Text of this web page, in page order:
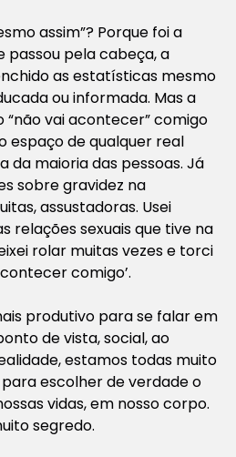
assim”? Porque foi a
passou pela cabeça, a
as estatísticas mesmo
ou informada. Mas a
“não vai acontecer” comigo
espaço de qualquer real
da maioria das pessoas. Já
sobre gravidez na
assustadoras. Usei
relações sexuais que tive na
rolar muitas vezes e torci
comigo’.
produtivo para se falar em
de vista, social, ao
estamos todas muito
escolher de verdade o
vidas, em nosso corpo.
segredo.